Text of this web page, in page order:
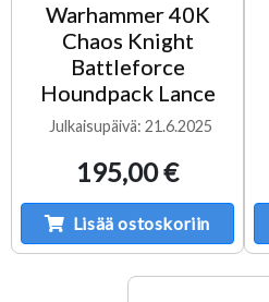
Warhammer 40K
Chaos Knight
Battleforce
Houndpack Lance
Julkaisupäivä: 21.6.2025
195,00 €
Lisää ostoskoriin